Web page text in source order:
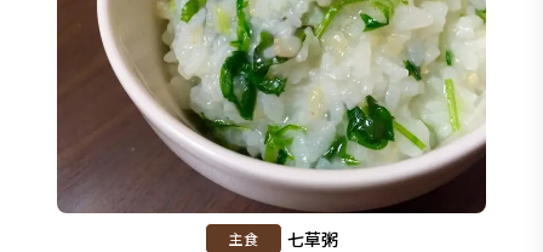
主食 七草粥